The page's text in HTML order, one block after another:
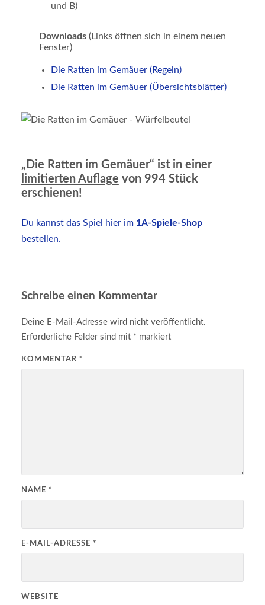
und B)
Downloads(Links öffnen sich in einem neuen
Fenster)
Die Ratten im Gemäuer (Regeln)
Die Ratten im Gemäuer (Übersichtsblätter)
„Die Ratten im Gemäuer“ ist in einer
limitierten Auflage von 994 Stück
erschienen!
Du kannst das Spiel hier im 1A-Spiele-Shop
bestellen.
Schreibe einen Kommentar
Deine E-Mail-Adresse wird nicht veröffentlicht.
Erforderliche Felder sind mit *markiert
KOMMENTAR *
NAME *
E-MAIL-ADRESSE *
WEBSITE